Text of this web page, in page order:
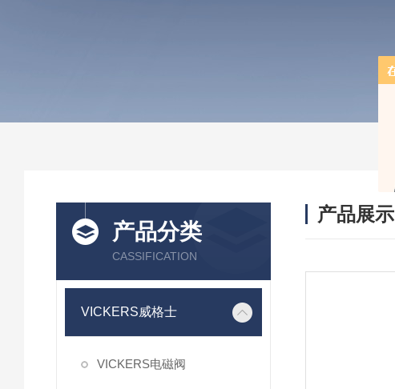
产品分类
CASSIFICATION
VICKERS威格士
VICKERS电磁阀
产品展示